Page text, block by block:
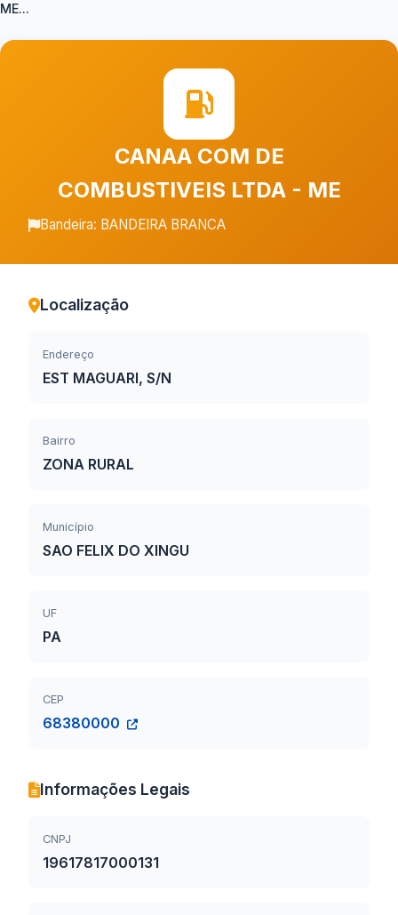
ME...
CANAA COM DE
COMBUSTIVEIS LTDA - ME
Bandeira: BANDEIRA BRANCA
Localização
Endereço
EST MAGUARI, S/N
Bairro
ZONA RURAL
Município
SAO FELIX DO XINGU
UF
PA
CEP
68380000
Informações Legais
CNPJ
19617817000131